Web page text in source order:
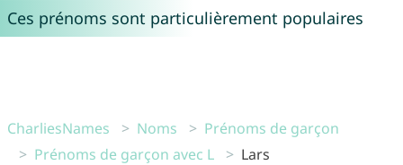
Ces prénoms sont particulièrement populaires
CharliesNames Noms
Prénoms de garçon
Prénoms de garçon avec L
Lars